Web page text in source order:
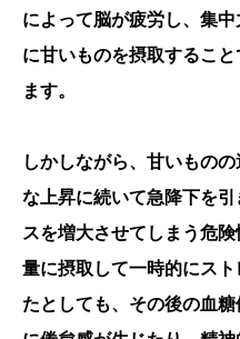
によって脳が疲労し、集
に甘いものを摂取するこ
ます。
しかしながら、甘いもの
な上昇に続いて急降下を
スを増大させてしまう危
量に摂取して一時的にス
たとしても、その後の血